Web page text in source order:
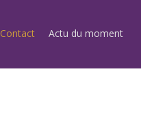
Contact Actu du moment